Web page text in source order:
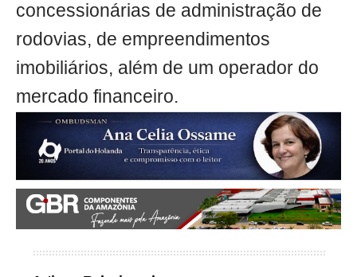
concessionárias de administração de
rodovias, de empreendimentos
imobiliários, além de um operador do
mercado financeiro.